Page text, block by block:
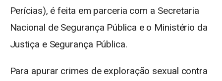
Perícias), é feita em parceria com a Secretaria
Nacional de Segurança Pública e o Ministério da
Justiça e Segurança Pública.
Para apurar crimes de exploração sexual contra